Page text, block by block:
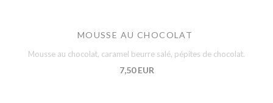
MOUSSE AU CHOCOLAT
Mousse au chocolat, caramel beurre salé, pépites de chocolat.
7,50 EUR